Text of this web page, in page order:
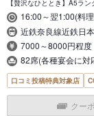
【贅沢なひととき】A5ラ
16:00～翌1:00(料
近鉄奈良線近鉄日
7000～8000円程度
82席(各種宴会に対
口コミ投稿特典対象店
クー